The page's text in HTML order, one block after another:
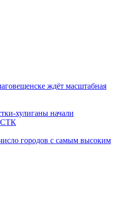
ждёт масштабная
хулиганы начали
городов с самым высоким